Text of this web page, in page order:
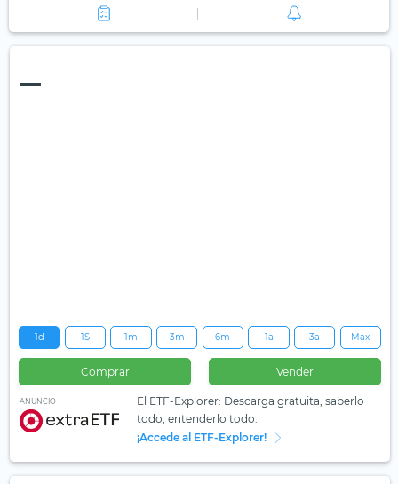
—
1d 1S 1m 3m 6m 1a 3a Max
Comprar Vender
ANUNCIO
El ETF-Explorer: Descarga gratuita, saberlo
todo, entenderlo todo.
¡Accede al ETF-Explorer!